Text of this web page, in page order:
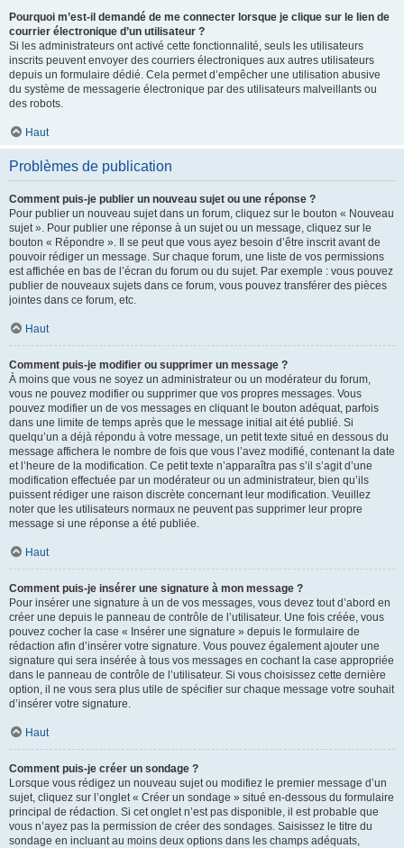
Pourquoi m’est-il demandé de me connecter lorsque je clique sur le lien de
courrier électronique d’un utilisateur ?
Si les administrateurs ont activé cette fonctionnalité, seuls les utilisateurs
inscrits peuvent envoyer des courriers électroniques aux autres utilisateurs
depuis un formulaire dédié. Cela permet d’empêcher une utilisation abusive
du système de messagerie électronique par des utilisateurs malveillants ou
des robots.
Haut
Problèmes de publication
Comment puis-je publier un nouveau sujet ou une réponse ?
Pour publier un nouveau sujet dans un forum, cliquez sur le bouton « Nouveau
sujet ». Pour publier une réponse à un sujet ou un message, cliquez sur le
bouton « Répondre ». Il se peut que vous ayez besoin d’être inscrit avant de
pouvoir rédiger un message. Sur chaque forum, une liste de vos permissions
est affichée en bas de l’écran du forum ou du sujet. Par exemple : vous pouvez
publier de nouveaux sujets dans ce forum, vous pouvez transférer des pièces
jointes dans ce forum, etc.
Haut
Comment puis-je modifier ou supprimer un message ?
À moins que vous ne soyez un administrateur ou un modérateur du forum,
vous ne pouvez modifier ou supprimer que vos propres messages. Vous
pouvez modifier un de vos messages en cliquant le bouton adéquat, parfois
dans une limite de temps après que le message initial ait été publié. Si
quelqu’un a déjà répondu à votre message, un petit texte situé en dessous du
message affichera le nombre de fois que vous l’avez modifié, contenant la date
et l’heure de la modification. Ce petit texte n’apparaîtra pas s’il s’agit d’une
modification effectuée par un modérateur ou un administrateur, bien qu’ils
puissent rédiger une raison discrète concernant leur modification. Veuillez
noter que les utilisateurs normaux ne peuvent pas supprimer leur propre
message si une réponse a été publiée.
Haut
Comment puis-je insérer une signature à mon message ?
Pour insérer une signature à un de vos messages, vous devez tout d’abord en
créer une depuis le panneau de contrôle de l’utilisateur. Une fois créée, vous
pouvez cocher la case « Insérer une signature » depuis le formulaire de
rédaction afin d’insérer votre signature. Vous pouvez également ajouter une
signature qui sera insérée à tous vos messages en cochant la case appropriée
dans le panneau de contrôle de l’utilisateur. Si vous choisissez cette dernière
option, il ne vous sera plus utile de spécifier sur chaque message votre souhait
d’insérer votre signature.
Haut
Comment puis-je créer un sondage ?
Lorsque vous rédigez un nouveau sujet ou modifiez le premier message d’un
sujet, cliquez sur l’onglet « Créer un sondage » situé en-dessous du formulaire
principal de rédaction. Si cet onglet n’est pas disponible, il est probable que
vous n’ayez pas la permission de créer des sondages. Saisissez le titre du
sondage en incluant au moins deux options dans les champs adéquats,